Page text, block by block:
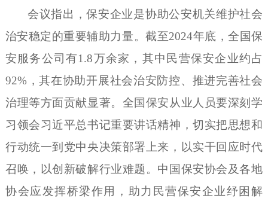
会议指出，保安企业是协助公安机关维护社会
治安稳定的重要辅助力量。截至2024年底，全国保
安服务公司有1.8万余家，其中民营保安企业约占
92%，其在协助开展社会治安防控、推进完善社会
治理等方面贡献显著。全国保安从业人员要深刻学
习领会习近平总书记重要讲话精神，切实把思想和
行动统一到党中央决策部署上来，以实干回应时代
召唤，以创新破解行业难题。中国保安协会及各地
协会应发挥桥梁作用，助力民营保安企业纾困解